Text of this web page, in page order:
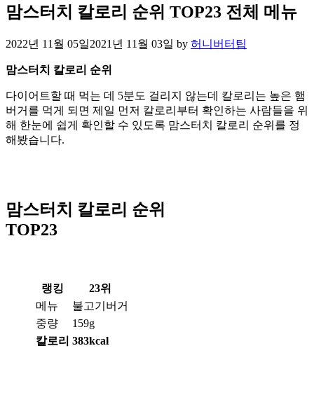
맘스터치 칼로리 순위 TOP23 전체 메뉴
2022년 11월 05일2021년 11월 03일 by 허니버터팁
맘스터치 칼로리 순위
다이어트할 때 먹는 데 5분도 걸리지 않는데 칼로리는 높은 햄
버거를 먹게 되면 제일 먼저 칼로리부터 확인하는 사람들을 위
해 한눈에 쉽게 확인할 수 있도록 맘스터치 칼로리 순위를 정
해봤습니다.
맘스터치 칼로리 순위
TOP23
랭킹
23위
메뉴
불고기버거
중량
159g
칼로리 383kcal